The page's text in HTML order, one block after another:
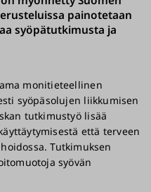
painotetaan
syöpätutkimusta ja
monitieteellinen
syöpäsolujen liikkumisen
tutkimustyö lisää
että terveen
Tutkimuksen
syövän